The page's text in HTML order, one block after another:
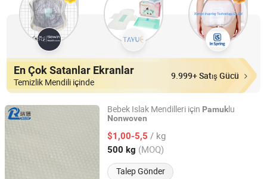
En Çok Satanlar Ekranlar
Temizlik Mendili içinde
9.999+ Satış Gücü
Bebek Islak Mendilleri için Pamuklu
Nonwoven
$1,00-5,5 / kg
500 kg (MOQ)
Talep Gönder
Huzhou Raylane New Materials Co., Ltd
Fiyat 2023